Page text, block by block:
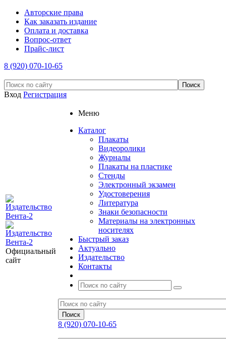
Авторские права
Как заказать издание
Оплата и доставка
Вопрос-ответ
Прайс-лист
8 (920) 070-10-65
Вход Регистрация
Официальный
сайт
Меню
Каталог
Плакаты
Видеоролики
Журналы
Плакаты на пластике
Стенды
Электронный экзамен
Удостоверения
Литература
Знаки безопасности
Материалы на электронных
носителях
Быстрый заказ
Актуально
Издательство
Контакты
8 (920) 070-10-65